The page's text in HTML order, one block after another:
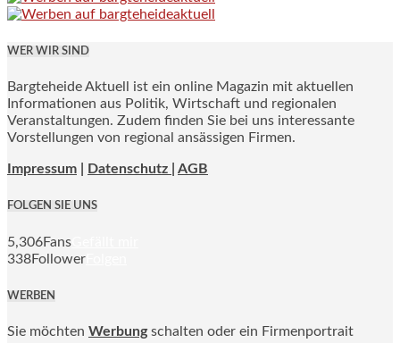
WER WIR SIND
Bargteheide Aktuell ist ein online Magazin mit aktuellen
Informationen aus Politik, Wirtschaft und regionalen
Veranstaltungen. Zudem finden Sie bei uns interessante
Vorstellungen von regional ansässigen Firmen.
Impressum Datenschutz | AGB
FOLGEN SIE UNS
5,306Fans
338Follower
WERBEN
Sie möchten Werbung schalten oder ein Firmenportrait